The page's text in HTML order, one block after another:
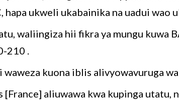
hapa ukweli ukabainika na uadui wao
waliingiza hii fikra ya mungu kuwa
210 .
kuona iblis alivyowavuruga
[France] aliuwawa kwa kupinga utatu,